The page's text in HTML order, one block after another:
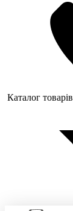
Каталог товарів